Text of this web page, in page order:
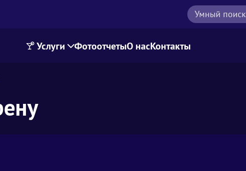
Умный поиск
Услуги ФотоотчетыО насКонтакты